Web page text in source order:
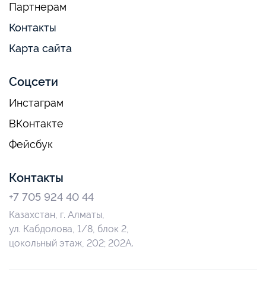
Партнерам
Контакты
Карта сайта
Соцсети
Инстаграм
ВКонтакте
Фейсбук
Контакты
+7 705 924 40 44
Казахстан, г. Алматы,
ул. Кабдолова, 1/8, блок 2,
цокольный этаж, 202; 202А.